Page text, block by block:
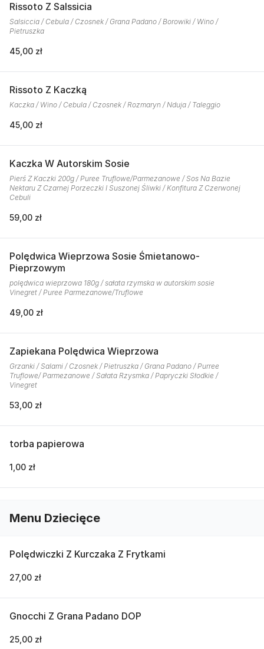
Rissoto Z Salssicia
Salsiccia / Cebula / Czosnek / Grana Padano / Borowiki / Wino /
Pietruszka
45,00 zł
Rissoto Z Kaczką
Kaczka / Wino / Cebula / Czosnek / Rozmaryn / Nduja / Taleggio
45,00 zł
Kaczka W Autorskim Sosie
Pierś Z Kaczki 200g / Puree Truflowe/Parmezanowe / Sos Na Bazie
Nektaru Z Czarnej Porzeczki I Suszonej Śliwki / Konfitura Z Czerwonej
Cebuli
59,00 zł
Polędwica Wieprzowa Sosie Śmietanowo-
Pieprzowym
polędwica wieprzowa 180g / sałata rzymska w autorskim sosie
Vinegret / Puree Parmezanowe/Truflowe
49,00 zł
Zapiekana Polędwica Wieprzowa
Grzanki / Salami / Czosnek / Pietruszka / Grana Padano / Purree
Truflowe/ Parmezanowe / Sałata Rzysmka / Papryczki Słodkie /
Vinegret
53,00 zł
torba papierowa
1,00 zł
Menu Dziecięce
Polędwiczki Z Kurczaka Z Frytkami
27,00 zł
Gnocchi Z Grana Padano DOP
25,00 zł